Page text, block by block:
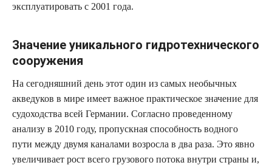
эксплуатировать с 2001 года.
Значение уникального гидротехнического
сооружения
На сегодняшний день этот один из самых необычных
акведуков в мире имеет важное практическое значение для
судоходства всей Германии. Согласно проведенному
анализу в 2010 году, пропускная способность водного
пути между двумя каналами возросла в два раза. Это явно
увеличивает рост всего грузового потока внутри страны и,